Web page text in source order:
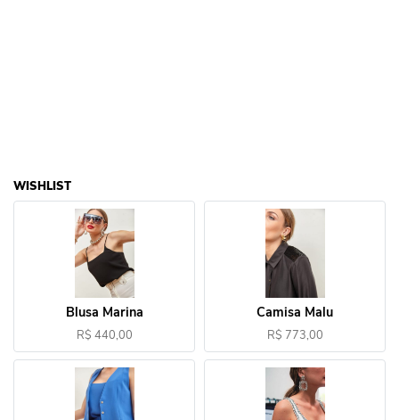
WISHLIST
Blusa Marina
R$ 440,00
Camisa Malu
R$ 773,00